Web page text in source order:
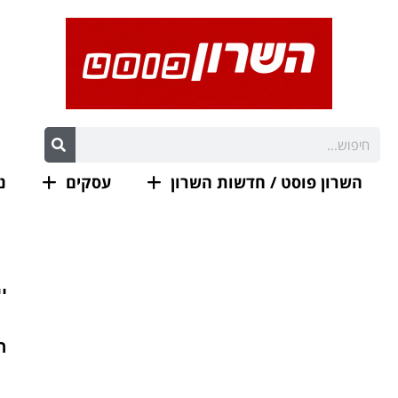
השרון פוסט / חדשות השרון עסקים